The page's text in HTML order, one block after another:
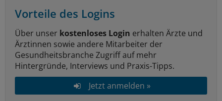
Vorteile des Logins
Über unser kostenloses Login erhalten Ärzte und
Ärztinnen sowie andere Mitarbeiter der
Gesundheitsbranche Zugriff auf mehr
Hintergründe, Interviews und Praxis-Tipps.
Jetzt anmelden »